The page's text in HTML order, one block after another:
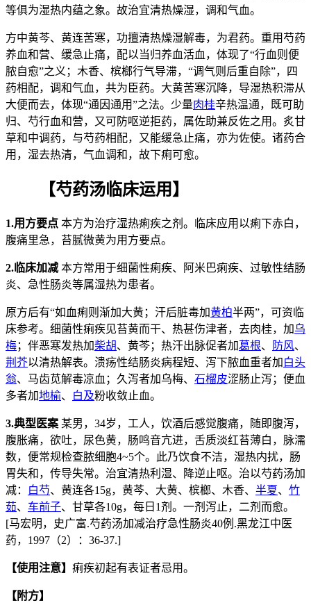
等俱为湿热内蕴之象。故治宜清热燥湿，调和气血。
方中黄芩、黄连苦寒，功擅清热燥湿解毒，为君药。重用芍药
养血和营、缓急止痛，配以当归养血活血，体现了“行血则便
脓自愈”之义；木香、槟榔行气导滞，“调气则后重自除”，四
药相配，调和气血，共为臣药。大黄苦寒沉降，导湿热积滞从
大便而去，体现“通因通用”之法。少量肉桂辛热温通，既可助
归、芍行血和营，又可防呕逆拒药，属佐助兼反佐之用。炙甘
草和中调药，与芍药相配，又能缓急止痛，亦为佐使。诸药合
用，湿去热清，气血调和，故下痢可愈。
【芍药汤临床运用】
1.用方要点 本方为治疗湿热痢疾之剂。临床应用以痢下赤白，
腹痛里急，苔腻微黄为用方要点。
2.临床加减本方常用于细菌性痢疾、阿米巴痢疾、过敏性结肠
炎、急性肠炎等属湿热为患者。
原方后有“如血痢则渐加大黄；汗后脏毒加黄柏半两”，可资临
床参考。细菌性痢疾见苔黄而干、热甚伤津者，去肉桂，加乌
梅；伴恶寒发热加柴胡、黄芩；热汗出脉促者加葛根、 防风、
荆芥以清热解表。溃疡性结肠炎病程短、泻下脓血重者加 白头
翁、马齿苋解毒凉血；久泻者加乌梅、 石榴皮涩肠止泻；便血
多者加地榆、 白及粉收敛止血。
3.典型医案 某男，34岁，工人，饮酒后感觉腹痛，随即腹泻，
腹胀痛，欲吐，尿色黄，肠鸣音亢进，舌质淡红苔薄白，脉濡
数，便常规检查脓细胞4~5个。此乃饮食不洁，湿热内扰，肠
胃失和，传导失常。治宜清热利湿、降逆止呕。治以芍药汤加
减：
白芍、黄连各15g，黄芩、大黄、槟榔、木香、 半夏、 竹
茹、 车前子、甘草各10g，每日1剂。一剂泻止，二剂而愈。
[马宏明，史广富.芍药汤加减治疗急性肠炎40例.黑龙江中医
药，1997（2）：36-37.]
【使用注意】 痢疾初起有表证者忌用。
【附方】